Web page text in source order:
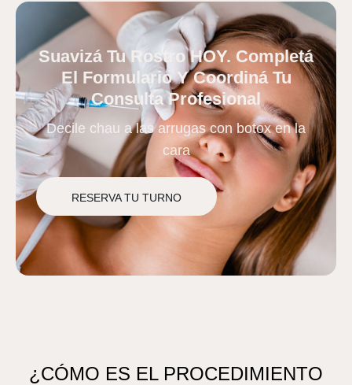
Suavizá Tu Rostro HOY. Completá
El Formulario Y Coordiná Tu
Consulta Profesional
Decile chau a las arrugas con botox en la
cara
RESERVA TU TURNO
¿CÓMO ES EL PROCEDIMIENTO